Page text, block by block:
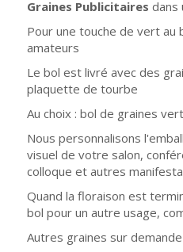
Graines Publicitaires dans
Pour une touche de vert au
amateurs
Le bol est livré avec des
plaquette de tourbe
Au choix : bol de graines
Nous personnalisons
visuel de votre salon,
colloque et autres
Quand la floraison est
bol pour un autre usage,
Autres graines sur demande